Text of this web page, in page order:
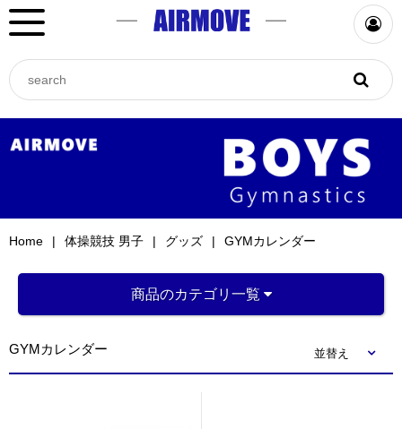
Home 体操競技 男子 グッズ GYMカレンダー
商品のカテゴリ一覧
GYMカレンダー 並替え